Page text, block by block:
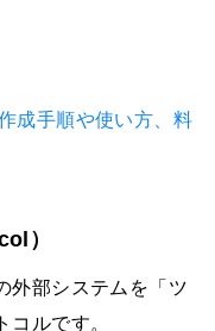
成手順や使い方、料
）
外部システムを「ツ
ルです。